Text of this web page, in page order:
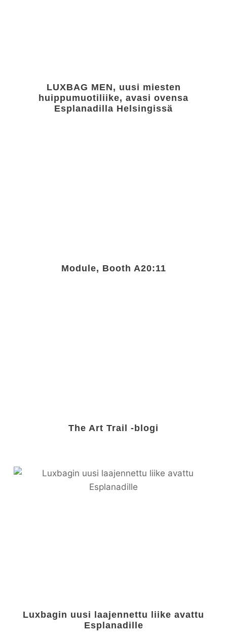
LUXBAG MEN, uusi miesten
huippumuotiliike, avasi ovensa
Esplanadilla Helsingissä
Module, Booth A20:11
The Art Trail -blogi
Luxbagin uusi laajennettu liike avattu
Esplanadille